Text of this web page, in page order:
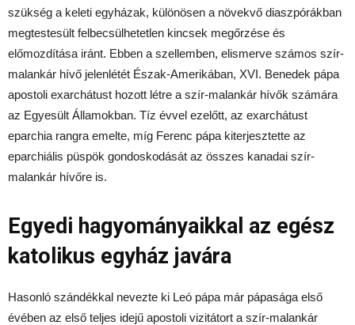
szükség a keleti egyházak, különösen a növekvő diaszpórákban
megtestesült felbecsülhetetlen kincsek megőrzése és
előmozdítása iránt. Ebben a szellemben, elismerve számos szír-
malankár hívő jelenlétét Észak-Amerikában, XVI. Benedek pápa
apostoli exarchátust hozott létre a szír-malankár hívők számára
az Egyesült Államokban. Tíz évvel ezelőtt, az exarchátust
eparchia rangra emelte, míg Ferenc pápa kiterjesztette az
eparchiális püspök gondoskodását az összes kanadai szír-
malankár hívőre is.
Egyedi hagyományaikkal az egész
katolikus egyház javára
Hasonló szándékkal nevezte ki Leó pápa már pápasága első
évében az első teljes idejű apostoli vizitátort a szír-malankár